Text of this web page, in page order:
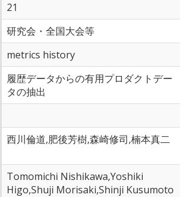
21
研究会・全国大会等
metrics history
履歴データからの有用プロダクトデー
タの抽出
西川倫道,肥後芳樹,森崎修司,楠本真二
Tomomichi Nishikawa,Yoshiki
Higo,Shuji Morisaki,Shinji Kusumoto